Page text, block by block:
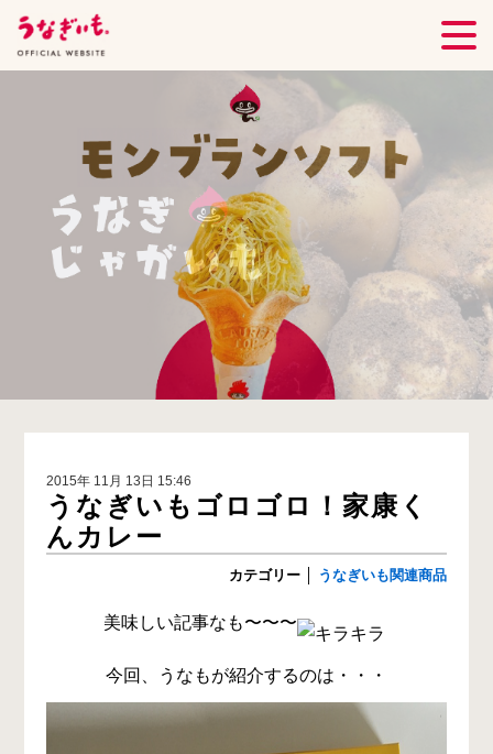
2015年 11月 13日 15:46
うなぎいもゴロゴロ！家康く
んカレー
カテゴリー うなぎいも関連商品
美味しい記事なも〜〜〜
今回、うなもが紹介するのは・・・